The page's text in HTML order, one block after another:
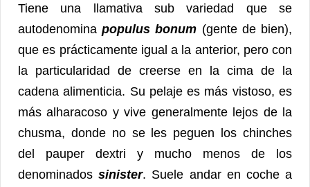
Tiene una llamativa sub variedad que se
autodenominapopulus bonum (gente de bien),
que es prácticamente igual a la anterior, pero con
la particularidad de creerse en la cima de la
cadena alimenticia. Su pelaje es más vistoso, es
más alharacoso y vive generalmente lejos de la
chusma, donde no se les peguen los chinches
del pauper dextri y mucho menos de los
denominadossinister. Suele andar en coche a